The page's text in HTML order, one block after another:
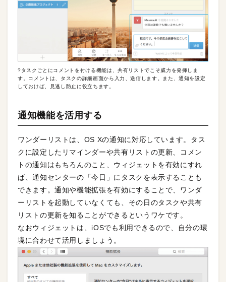
?タスクごとにコメントを付ける機能は、共有リストでこそ威力を発揮しま
す。コメントは、タスクの詳細画面から入力、送信します。また、通知を設定
しておけば、見逃し防止に役立ちます。
通知機能を活用する
ワンダーリストは、OS Xの通知に対応しています。タス
クに設定したリマインダーや共有リストの更新、コメン
トの通知はもちろんのこと、ウィジェットを有効にすれ
ば、通知センターの「今日」にタスクを表示することも
できます。通知や機能拡張を有効にすることで、ワンダ
ーリストを起動していなくても、その日のタスクや共有
リストの更新を知ることができるというワケです。
なおウィジェットは、iOSでも利用できるので、自分の環
境に合わせて活用しましょう。